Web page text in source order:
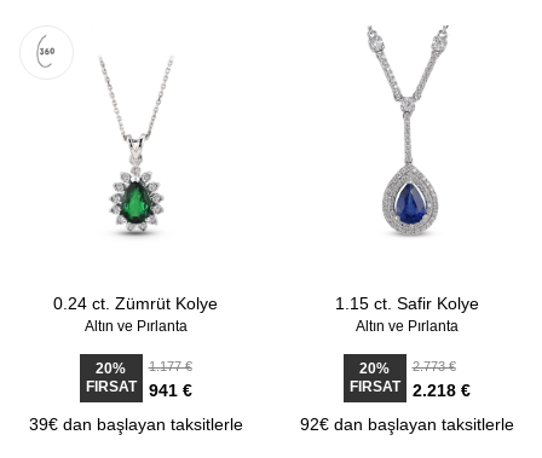
0.24 ct. Zümrüt Kolye
Altın ve Pırlanta
20%
FIRSAT
1.177 €
941 €
39€ dan başlayan taksitlerle
1.15 ct. Safir Kolye
Altın ve Pırlanta
20%
FIRSAT
2.773 €
2.218 €
92€ dan başlayan taksitlerle